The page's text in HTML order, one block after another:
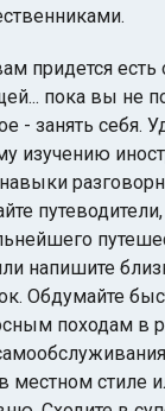
придется
пока вы не
- занять себя.
изучению
напишите
Обдумайте
походам в
местном стиле